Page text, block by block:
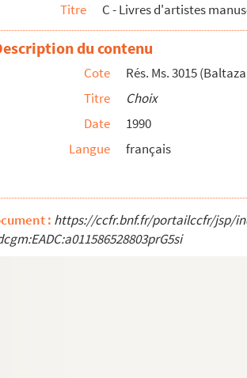
Rousse
l.]
Titre C - Livres d'artistes
du contenu
Cote
Rés. Ms. 3015
Titre
Choix
Date
1990
Langue
français
: https://ccfr.bnf.fr/portailccfr/jsp/